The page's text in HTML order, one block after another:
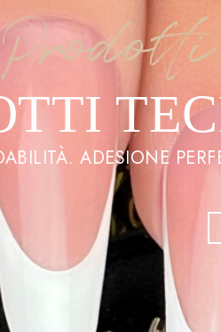
ADESIONE